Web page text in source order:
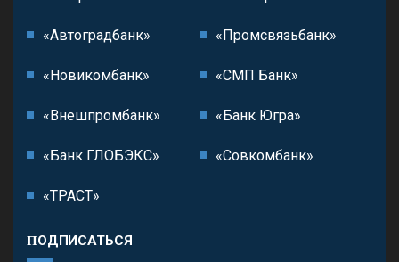
«Автоградбанк» «Промсвязьбанк»
«Новикомбанк» «СМП Банк»
«Внешпромбанк» «Банк Югра»
«Банк ГЛОБЭКС» «Совкомбанк»
«ТРАСТ»
ПОДПИСАТЬСЯ